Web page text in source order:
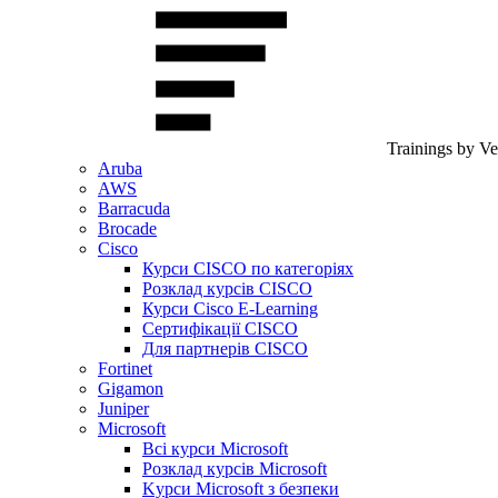
Trainings by
Aruba
AWS
Barracuda
Brocade
Cisco
Курси CISCO по категоріях
Розклад курсів CISCO
Курси Cisco E-Learning
Сертифікації CISCO
Для партнерів CISCO
Fortinet
Gigamon
Juniper
Microsoft
Всі курси Microsoft
Розклад курсів Microsoft
Kyрси Microsoft з безпеки